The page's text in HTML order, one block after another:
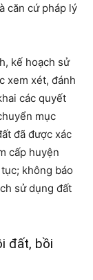
căn cứ pháp lý
kế hoạch sử
xem xét, đánh
các quyết
mục
đã được xác
cấp huyện
không báo
sử dụng đất
đất, bồi